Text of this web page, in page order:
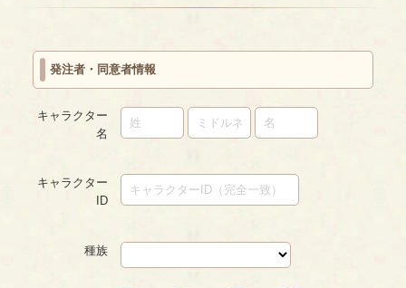
ー
発注者・同意者情報
キャラクター
名
キャラクター
ID
種族